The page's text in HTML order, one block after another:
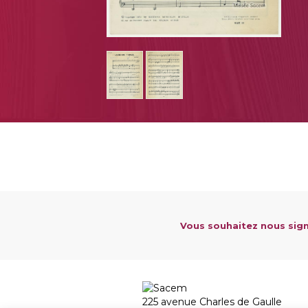
Vous souhaitez nous
225 avenue Charles de Gaulle